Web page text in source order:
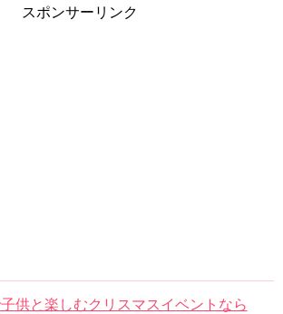
スポンサーリンク
供と楽しむクリスマスイベントなら